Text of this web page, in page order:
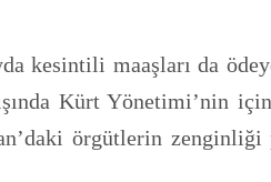
kesintili maaşları da
Kürt Yönetimi’nin
örgütlerin zenginliği